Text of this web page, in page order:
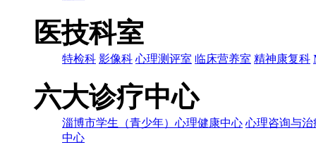
医技科室
特检科 影像科 心理测评室 临床营养室 精神康复科
六大诊疗中心
淄博市学生（青少年）心理健康中心 心理咨询与治
中心